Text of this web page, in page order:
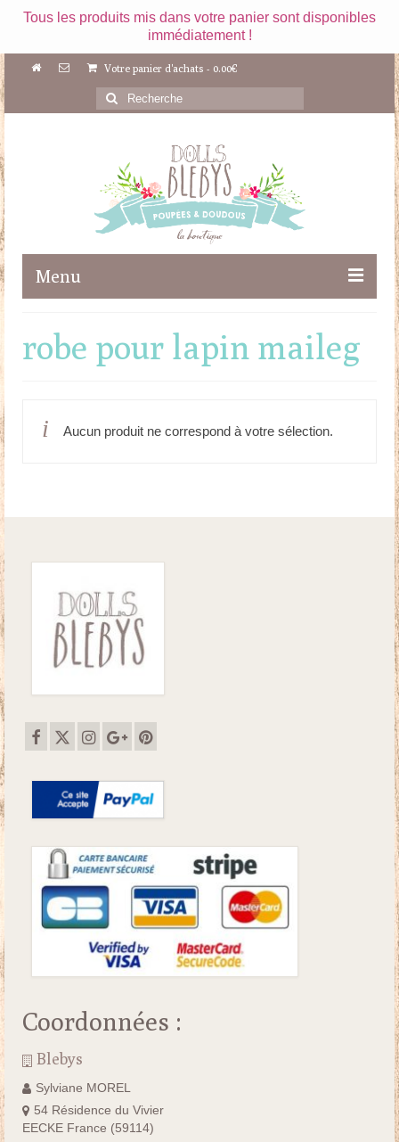
Tous les produits mis dans votre panier sont disponibles
immédiatement !
Votre panier d'achats - 0.00€
Rechercher
:
Menu
Maileg
Doudous
robe pour lapin maileg
Aucun produit ne correspond à votre sélection.
Coordonnées :
Blebys
Sylviane MOREL
54 Résidence du Vivier
EECKE France (59114)